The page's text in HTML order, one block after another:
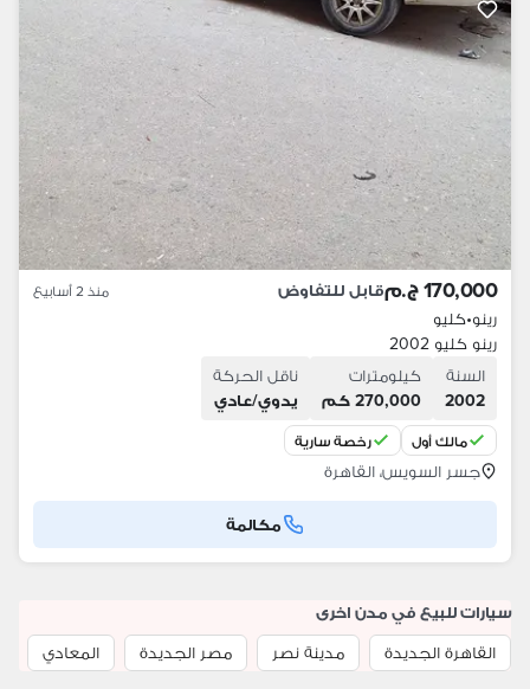
170,000 ج.م قابل للتفاوض منذ 2 أسابيع
رينو•كليو
رينو كليو 2002
السنة
2002
كيلومترات
270,000 كم
ناقل الحركة
يدوي/عادي
مالك أول رخصة سارية
جسر السويس، القاهرة
مكالمة
سيارات للبيع في مدن اخرى
القاهرة الجديدة
مدينة نصر مصر الجديدة المعادي